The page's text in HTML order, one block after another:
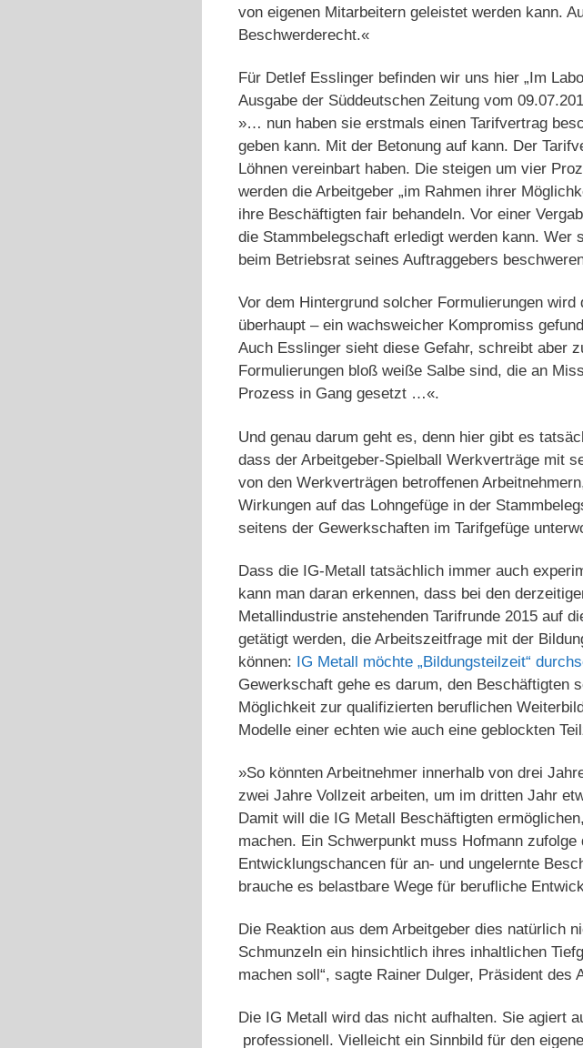
von eigenen Mitarbeitern geleistet werden kann.
Beschwerderecht.«
Für Detlef Esslinger befinden wir uns hier „Im
Ausgabe der Süddeutschen Zeitung vom
»… nun haben sie erstmals einen Tarifvertrag
geben kann. Mit der Betonung auf kann. Der
Löhnen vereinbart haben. Die steigen um vier
werden die Arbeitgeber „im Rahmen ihrer
ihre Beschäftigten fair behandeln. Vor einer
die Stammbelegschaft erledigt werden kann.
beim Betriebsrat seines Auftraggebers
Vor dem Hintergrund solcher Formulierungen
überhaupt – ein wachsweicher Kompromiss
Auch Esslinger sieht diese Gefahr, schreibt aber
Formulierungen bloß weiße Salbe sind, die an
Prozess in Gang gesetzt …«.
Und genau darum geht es, denn hier gibt es
dass der Arbeitgeber-Spielball Werkverträge mit
von den Werkverträgen betroffenen
Wirkungen auf das Lohngefüge in der
seitens der Gewerkschaften im Tarifgefüge
Dass die IG-Metall tatsächlich immer auch
kann man daran erkennen, dass bei den
Metallindustrie anstehenden Tarifrunde 2015 auf
getätigt werden, die Arbeitszeitfrage mit der
können: IG Metall möchte „Bildungsteilzeit“
Gewerkschaft gehe es darum, den Beschäftigten
Möglichkeit zur qualifizierten beruflichen
Modelle einer echten wie auch eine geblockten
»So könnten Arbeitnehmer innerhalb von drei
zwei Jahre Vollzeit arbeiten, um im dritten Jahr
Damit will die IG Metall Beschäftigten
machen. Ein Schwerpunkt muss Hofmann
Entwicklungschancen für an- und ungelernte
brauche es belastbare Wege für berufliche
Die Reaktion aus dem Arbeitgeber dies natürlich
Schmunzeln ein hinsichtlich ihres inhaltlichen
machen soll“, sagte Rainer Dulger, Präsident des
Die IG Metall wird das nicht aufhalten. Sie agiert
professionell. Vielleicht ein Sinnbild für den